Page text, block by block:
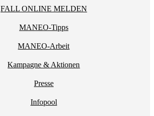
FALL ONLINE MELDEN
MANEO-Tipps
MANEO-Arbeit
Kampagne & Aktionen
Presse
Infopool